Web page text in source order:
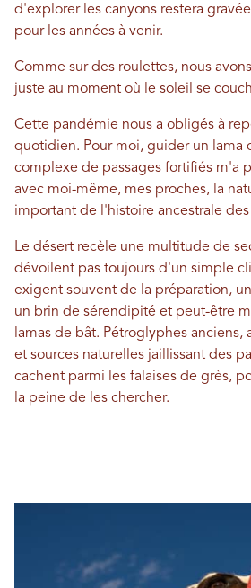
d'explorer les canyons restera
pour les années à venir.
Comme sur des roulettes, nous
juste au moment où le soleil se
Cette pandémie nous a obligés à
quotidien. Pour moi, guider un lama
complexe de passages fortifiés m'a
avec moi-même, mes proches, la
important de l'histoire ancestrale
Le désert recèle une multitude de
dévoilent pas toujours d'un simple
exigent souvent de la préparation,
un brin de sérendipité et peut-être
lamas de bât. Pétroglyphes anciens,
et sources naturelles jaillissant des
cachent parmi les falaises de grès,
la peine de les chercher.